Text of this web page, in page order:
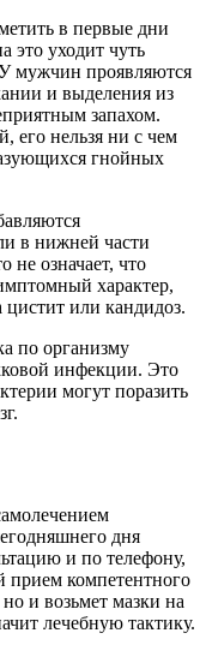
в первые дни
это уходит чуть
мужчин проявляются
и выделения из
запахом.
его нельзя ни с чем
гнойных
в нижней части
не означает, что
характер,
или кандидоз.
по организму
инфекции. Это
могут поразить
дня
и по ​телефону​,
прием компетентного
и возьмет мазки на
лечебную тактику.